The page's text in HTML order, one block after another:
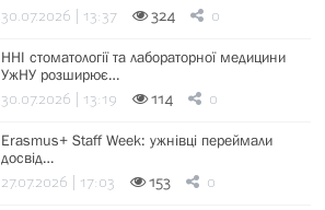
30.07.2026 | 13:37 324 0
ННІ стоматології та лабораторної медицини
УжНУ розширює…
30.07.2026 | 13:19 114 0
Erasmus+ Staff Week: ужнівці переймали
досвід…
27.07.2026 | 17:03 153 0